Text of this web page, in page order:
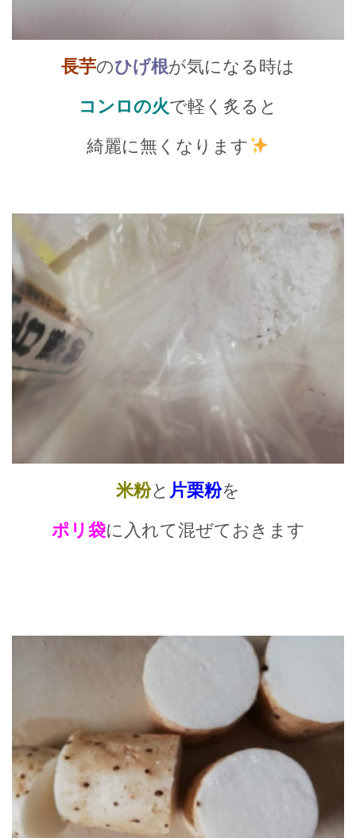
長芋のひげ根が気になる時は
コンロの火で軽く炙ると
綺麗に無くなります
米粉と 片栗粉を
ポリ袋に入れて混ぜておきます